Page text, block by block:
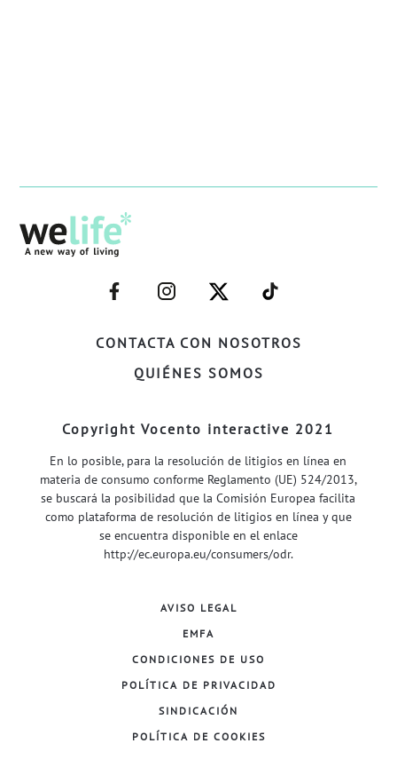
CONTACTA CON NOSOTROS
QUIÉNES SOMOS
–
FACEBOOK–
–
INSTAGRAM–
–
TWITTER–
–
WELIFE–
Copyright Vocento interactive 2021
En lo posible, para la resolución de litigios en línea en
materia de consumo conforme Reglamento (UE) 524/2013,
se buscará la posibilidad que la Comisión Europea facilita
como plataforma de resolución de litigios en línea y que
se encuentra disponible en el enlace
http://ec.europa.eu/consumers/odr.
AVISO LEGAL
EMFA
CONDICIONES DE USO
POLÍTICA DE PRIVACIDAD
SINDICACIÓN
POLÍTICA DE COOKIES